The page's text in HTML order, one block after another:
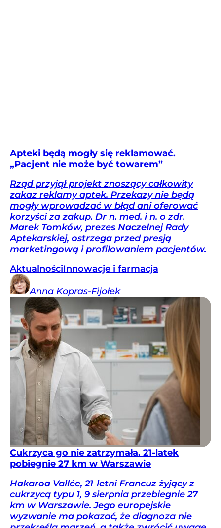
Apteki będą mogły się reklamować.
„Pacjent nie może być towarem”
Rząd przyjął projekt znoszący całkowity
zakaz reklamy aptek. Przekazy nie będą
mogły wprowadzać w błąd ani oferować
korzyści za zakup. Dr n. med. i n. o zdr.
Marek Tomków, prezes Naczelnej Rady
Aptekarskiej, ostrzega przed presją
marketingową i profilowaniem pacjentów.
AktualnościInnowacje i farmacja
Anna Kopras-Fijołek
Cukrzyca go nie zatrzymała. 21-latek
pobiegnie 27 km w Warszawie
Hakaroa Vallée, 21-letni Francuz żyjący z
cukrzycą typu 1, 9 sierpnia przebiegnie 27
km w Warszawie. Jego europejskie
wyzwanie ma pokazać, że diagnoza nie